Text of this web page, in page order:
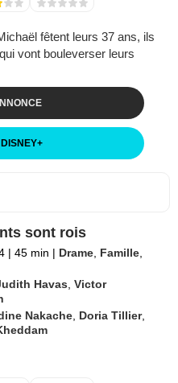
fêtent leurs 37 ans, ils
vont bouleverser leurs
+
sont rois
| 45 min | Drame Famille
Havas ,Victor
Nakache Doria Tillier,